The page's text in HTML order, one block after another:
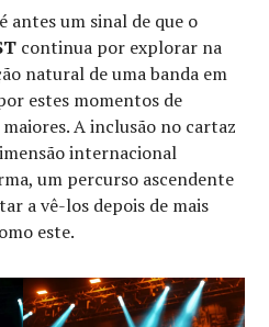
antes um sinal de que o
continua por explorar na
natural de uma banda em
estes momentos de
A inclusão no cartaz
internacional
um percurso ascendente
a vê-los depois de mais
este.